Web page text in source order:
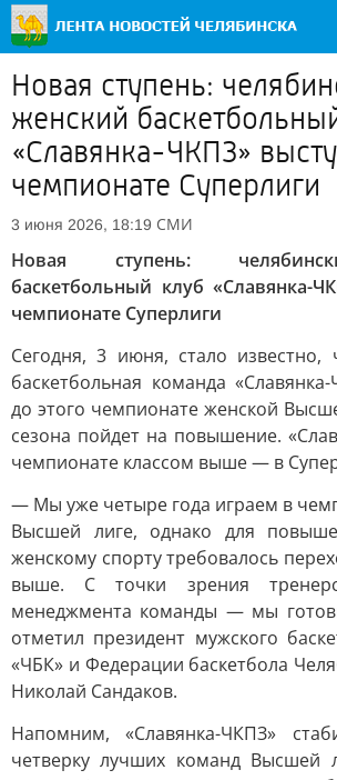
Новая ступень:
женский
«Славянка-ЧКПЗ»
чемпионате Суперлиги
3 июня 2026, 18:19 СМИ
Новая ступень:
баскетбольный клуб «Славянка-
чемпионате Суперлиги
Сегодня, 3 июня, стало известно,
баскетбольная команда
до этого чемпионате женской
сезона пойдет на повышение.
чемпионате классом выше — в
— Мы уже четыре года играем в
Высшей лиге, однако для
женскому спорту требовалось
выше. С точки зрения
менеджмента команды — мы
отметил президент мужского
«ЧБК» и Федерации баскетбола
Николай Сандаков.
Напомним, «Славянка-ЧКПЗ»
четверку лучших команд Высшей